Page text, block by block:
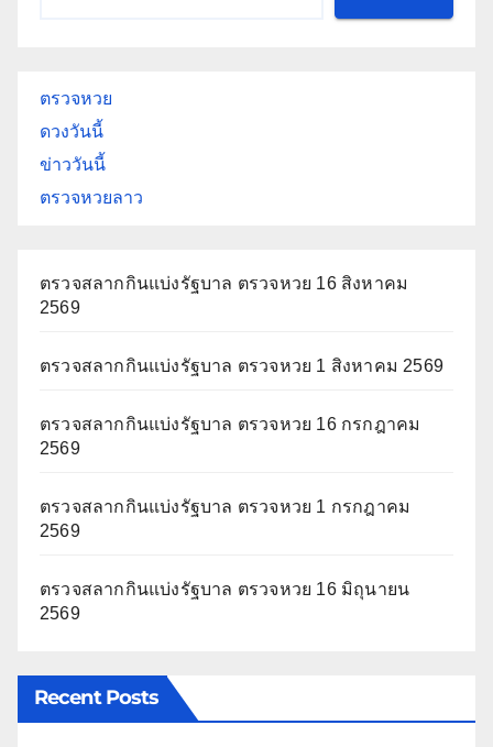
ตรวจหวย
ดวงวันนี้
ข่าววันนี้
ตรวจหวยลาว
ตรวจสลากกินแบ่งรัฐบาล ตรวจหวย 16 สิงหาคม
2569
ตรวจสลากกินแบ่งรัฐบาล ตรวจหวย 1 สิงหาคม 2569
ตรวจสลากกินแบ่งรัฐบาล ตรวจหวย 16 กรกฎาคม
2569
ตรวจสลากกินแบ่งรัฐบาล ตรวจหวย 1 กรกฎาคม
2569
ตรวจสลากกินแบ่งรัฐบาล ตรวจหวย 16 มิถุนายน
2569
Recent Posts